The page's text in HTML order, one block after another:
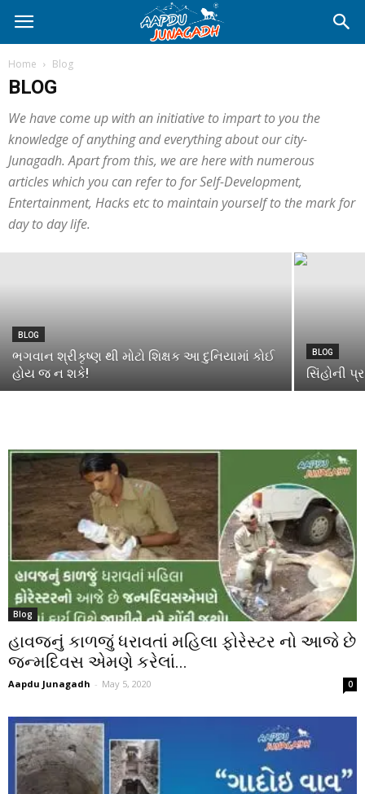
Home Blog
BLOG
We have come up with an initiative to impart to you the
knowledge of anything and everything about our city-
Junagadh. Apart from this, we are here with numerous
articles which you can refer to for Self-Development,
Entertainment, Hacks etc to maintain yourself to the mark for
day to day life.
DAY SPECIAL
World Vegetarian Day
Aapdu Junagadh
BLOG
ભગવાન શ્રીકૃષ્ણ થી મોટો શિક્ષક આ દુનિયામાં કોઈ
હોય જ ન શકે!
BLOG
સિંહોની
Blog
હાવજનું કાળજું ધરાવતાં મહિલા ફોરેસ્ટર નો આજે છે
જન્મદિવસ એમણે કરેલાં...
Aapdu Junagadh - May 5, 2020 0